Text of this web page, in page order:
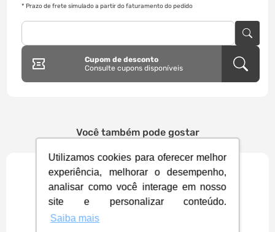
Utilizamos cookies para oferecer melhor
experiência, melhorar o desempenho,
analisar como você interage em nosso
site e personalizar conteúdo.
Saiba mais
* Prazo de frete simulado a partir do faturamento do pedido
Cupom de desconto
Consulte cupons disponíveis
Você também pode gostar